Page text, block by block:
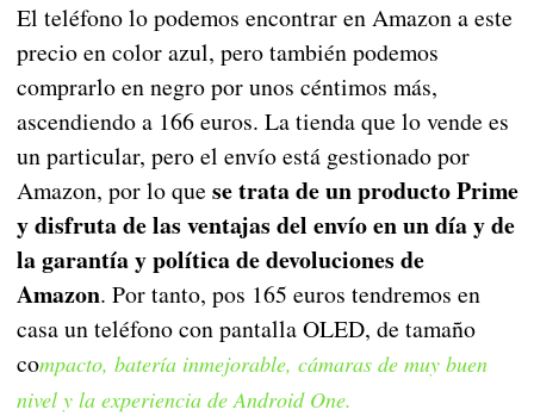
El teléfono lo podemos encontrar en Amazon a este
precio en color azul, pero también podemos
comprarlo en negro por unos céntimos más,
ascendiendo a 166 euros. La tienda que lo vende es
un particular, pero el envío está gestionado por
Amazon, por lo que se trata de un producto Prime
y disfruta de las ventajas del envío en un día y de
la garantía y política de devoluciones de
Amazon. Por tanto, pos 165 euros tendremos en
casa un teléfono con pantalla OLED, de tamaño
compacto, batería inmejorable, cámaras de muy buen
nivel y la experiencia de Android One.